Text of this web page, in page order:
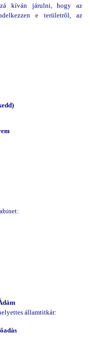
kíván járulni, hogy az
e területről, az
államtitkár: